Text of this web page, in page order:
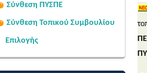
Σύνθεση ΠΥΣΠΕ
Σύνθεση Τοπικού Συμβουλίου
Επιλογής